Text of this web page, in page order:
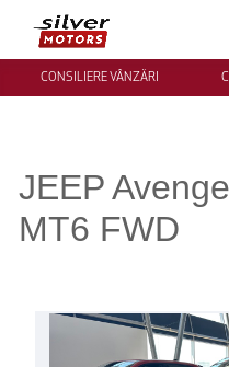
CONSILIERE VÂNZĂRI
JEEP
MT6 FWD